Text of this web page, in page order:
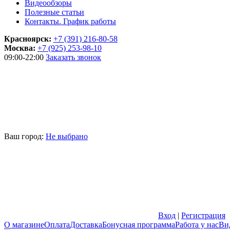
Видеообзоры
Полезные статьи
Контакты. График работы
Красноярск: +7 (391) 216-80-58
Москва: +7 (925) 253-98-10
09:00-22:00 Заказать звонок
Ваш город: Не выбрано
Вход | Регистрация
О магазинеОплатаДоставкаБонусная программаРабота у нас